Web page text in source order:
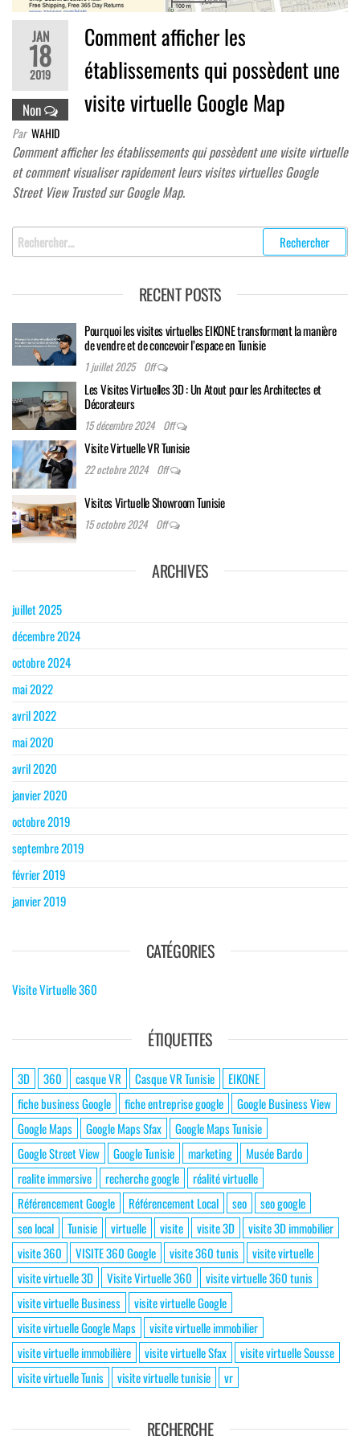
JAN
18
2019
Non
Comment afficher les
établissements qui possèdent une
visite virtuelle Google Map
Par WAHID
Comment afficher les établissements qui possèdent une visite virtuelle
et comment visualiser rapidement leurs visites virtuelles Google
Street View Trusted sur Google Map.
Rechercher
:
RECENT POSTS
Pourquoi les visites virtuelles EIKONE transforment la manière
de vendre et de concevoir l’espace en Tunisie
1 juillet 2025 Off
Les Visites Virtuelles 3D : Un Atout pour les Architectes et
Décorateurs
15 décembre 2024 Off
Visite Virtuelle VR Tunisie
22 octobre 2024 Off
Visites Virtuelle Showroom Tunisie
15 octobre 2024 Off
ARCHIVES
juillet 2025
décembre 2024
octobre 2024
mai 2022
avril 2022
mai 2020
avril 2020
janvier 2020
octobre 2019
septembre 2019
février 2019
janvier 2019
CATÉGORIES
Visite Virtuelle 360
ÉTIQUETTES
3D 360 casque VR Casque VR Tunisie
EIKONE
fiche business Google
fiche entreprise google
Google Business View
Google Maps
Google Maps Sfax
Google Maps Tunisie
Google Street View
Google Tunisie marketing
Musée Bardo
realite immersive
recherche google
réalité virtuelle
Référencement Google
Référencement Local seo
seo google
seo local
Tunisie virtuelle visite visite 3D
visite 3D immobilier
visite 360
VISITE 360 Google visite 360 tunis
visite virtuelle
visite virtuelle 3D
Visite Virtuelle 360
visite virtuelle 360 tunis
visite virtuelle Business
visite virtuelle Google
visite virtuelle Google Maps
visite virtuelle immobilier
visite virtuelle immobilière
visite virtuelle Sfax
visite virtuelle Sousse
visite virtuelle Tunis
visite virtuelle tunisie vr
RECHERCHE